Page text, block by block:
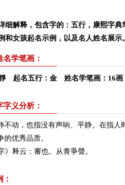
细解释，包含字的：五行，康熙字
和女孩起名示例，以及名人姓名展示
名学笔画：
起名五行：金 姓名学笔画：16
字义分析：
不动，也指没有声响、平静。在指人
的优秀品质。
释云：審也。从青爭聲。